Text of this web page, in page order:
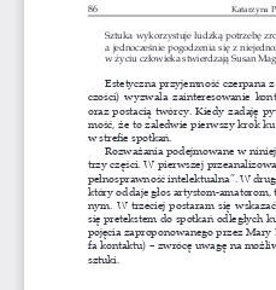
86 Katarzyna
Sztuka wykorzystuje ludzką potrzebę
a  jednocześnie pogodzenia się z
w życiu człowieka stwierdzają Susan
Estetyczna przyjemność czerpana z
czości)  wyzwala  zainteresowanie
oraz postacią twórcy. Kiedy zadaję
mość, że to zaledwie pierwszy krok
w strefie spotkań.
Rozważania podejmowane w
trzy części. W pierwszej
pełnosprawność intelektualna”. W
który oddaje głos artystom-
nym. W trzeciej postaram się
się pretekstem do spotkań odległych
pojęcia zaproponowanego przez Mary
fa kontaktu) – zwrócę uwagę na
sztuki.